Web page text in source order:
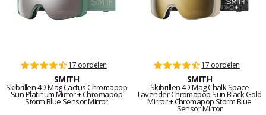
17 oordelen
SMITH
Skibrillen 4D Mag Cactus Chromapop
Sun Platinum Mirror + Chromapop
Storm Blue Sensor Mirror
17 oordelen
SMITH
Skibrillen 4D Mag Chalk Space
Lavender Chromapop Sun Black Gold
Mirror + Chromapop Storm Blue
Sensor Mirror